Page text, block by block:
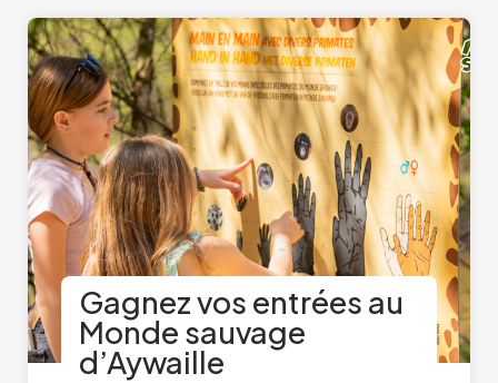
Gagnez vos entrées au
Monde sauvage
d’Aywaille